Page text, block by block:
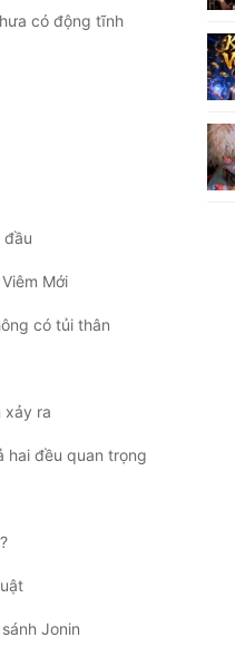
có động tĩnh
đầu
Mới
có tủi thân
xảy ra
hai đều quan trọng
Jonin